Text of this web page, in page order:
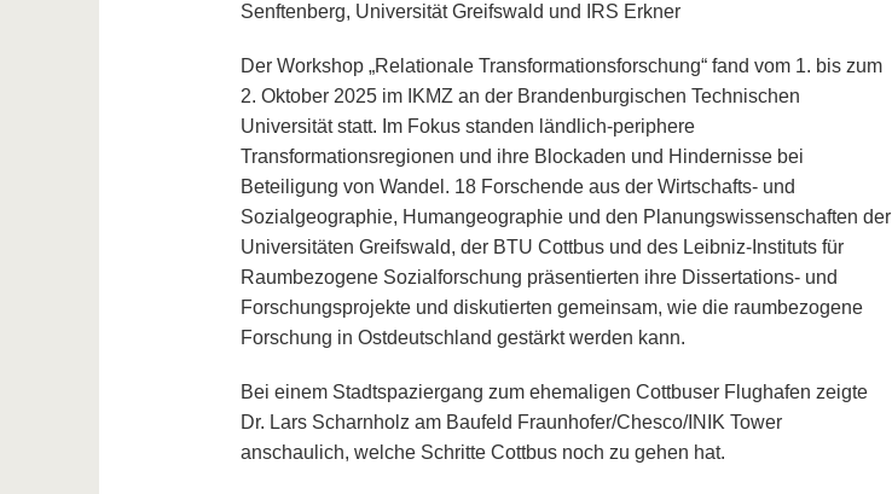
Senftenberg, Universität Greifswald und IRS Erkner
Der Workshop „Relationale Transformationsforschung“ fand vom 1. bis zum
2. Oktober 2025 im IKMZ an der Brandenburgischen Technischen
Universität statt. Im Fokus standen ländlich-periphere
Transformationsregionen und ihre Blockaden und Hindernisse bei
Beteiligung von Wandel. 18 Forschende aus der Wirtschafts- und
Sozialgeographie, Humangeographie und den Planungswissenschaften der
Universitäten Greifswald, der BTU Cottbus und des Leibniz-Instituts für
Raumbezogene Sozialforschung präsentierten ihre Dissertations- und
Forschungsprojekte und diskutierten gemeinsam, wie die raumbezogene
Forschung in Ostdeutschland gestärkt werden kann.
Bei einem Stadtspaziergang zum ehemaligen Cottbuser Flughafen zeigte
Dr. Lars Scharnholz am Baufeld Fraunhofer/Chesco/INIK Tower
anschaulich, welche Schritte Cottbus noch zu gehen hat.